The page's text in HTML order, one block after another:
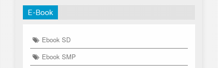
E-Book
Ebook SD
Ebook SMP